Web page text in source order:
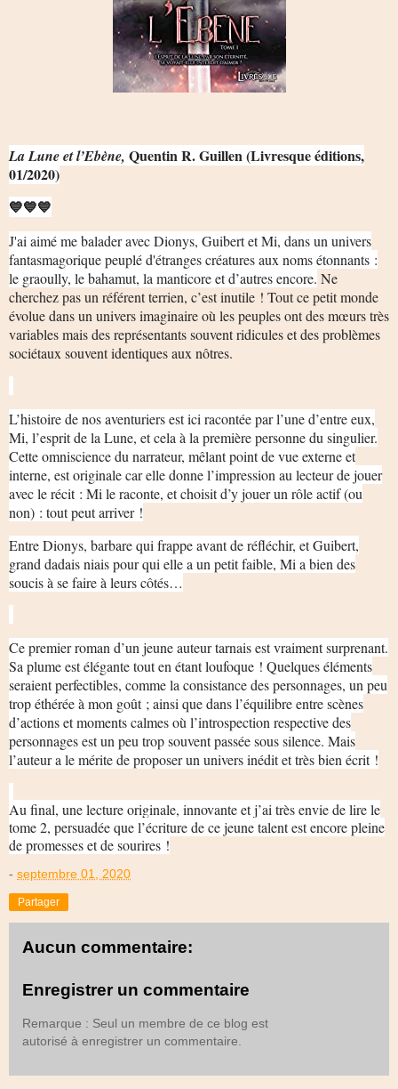
La Lune et l’Ebène, Quentin R. Guillen (Livresque éditions,
01/2020)
💙💙💙
J'ai aimé me balader avec Dionys, Guibert et Mi, dans un univers
fantasmagorique peuplé d'étranges créatures aux noms étonnants :
le graoully, le bahamut, la manticore et d’autres encore. Ne
cherchez pas un référent terrien, c’est inutile ! Tout ce petit monde
évolue dans un univers imaginaire où les peuples ont des mœurs très
variables mais des représentants souvent ridicules et des problèmes
sociétaux souvent identiques aux nôtres.
L’histoire de nos aventuriers est ici racontée par l’une d’entre eux,
Mi, l’esprit de la Lune, et cela à la première personne du singulier.
Cette omniscience du narrateur, mêlant point de vue externe et
interne, est originale car elle donne l’impression au lecteur de jouer
avec le récit : Mi le raconte, et choisit d’y jouer un rôle actif (ou
non) : tout peut arriver !
Entre Dionys, barbare qui frappe avant de réfléchir, et Guibert,
grand dadais niais pour qui elle a un petit faible, Mi a bien des
soucis à se faire à leurs côtés…
Ce premier roman d’un jeune auteur tarnais est vraiment surprenant.
Sa plume est élégante tout en étant loufoque ! Quelques éléments
seraient perfectibles, comme la consistance des personnages, un peu
trop éthérée à mon goût ; ainsi que dans l’équilibre entre scènes
d’actions et moments calmes où l’introspection respective des
personnages est un peu trop souvent passée sous silence. Mais
l’auteur a le mérite de proposer un univers inédit et très bien écrit !
Au final, une lecture originale, innovante et j’ai très envie de lire le
tome 2, persuadée que l’écriture de ce jeune talent est encore pleine
de promesses et de sourires !
- septembre 01, 2020
Partager
Aucun commentaire:
Enregistrer un commentaire
Remarque : Seul un membre de ce blog est
autorisé à enregistrer un commentaire.